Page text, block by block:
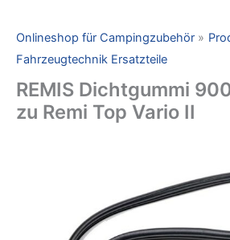
Onlineshop für Campingzubehör
Fahrzeugtechnik Ersatzteile
REMIS Dichtgummi
zu Remi Top Vario II